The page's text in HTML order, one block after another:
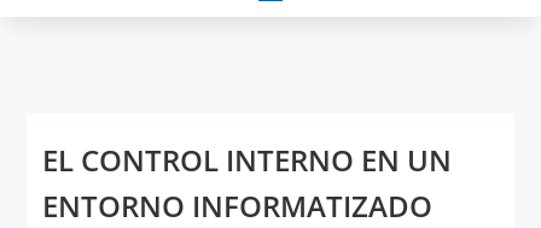
EL CONTROL INTERNO EN UN
ENTORNO INFORMATIZADO